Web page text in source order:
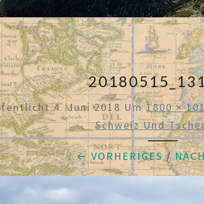
4. Juni 2018 Um1800 ×
Schweiz Und
← VORHERIGES/